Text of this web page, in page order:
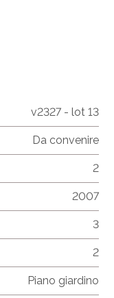
v2327 - lot 13
Da convenire
2
2007
3
2
Piano giardino